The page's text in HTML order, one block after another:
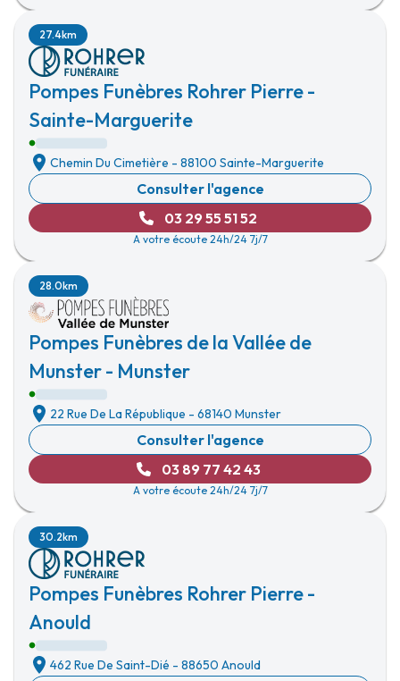
Pompes Funèbres Rohrer Pierre -
Sainte-Marguerite
27.4km
Chemin Du Cimetière - 88100 Sainte-Marguerite
Consulter l'agence
03 29 55 51 52
A votre écoute 24h/24 7j/7
Pompes Funèbres de la Vallée de
Munster - Munster
28.0km
22 Rue De La République - 68140 Munster
Consulter l'agence
03 89 77 42 43
A votre écoute 24h/24 7j/7
Pompes Funèbres Rohrer Pierre -
Anould
30.2km
462 Rue De Saint-Dié - 88650 Anould